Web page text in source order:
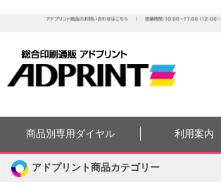
商品別専用ダイヤル 利用案内
アドプリント商品カテゴリー